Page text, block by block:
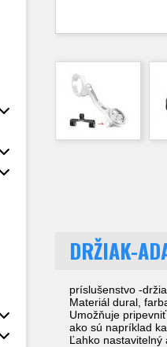
DRŽIAK-
príslušenstvo -
Materiál dural,
Umožňuje
ako sú napríklad
Ľahko nastavitelný